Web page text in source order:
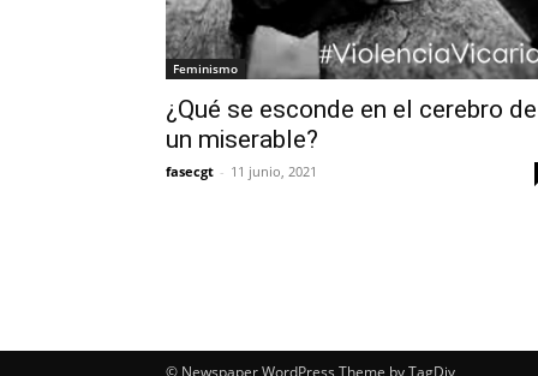
Feminismo
¿Qué se esconde en el cerebro de
un miserable?
fasecgt - 11 junio, 2021
© Newspaper WordPress Theme by TagDiv